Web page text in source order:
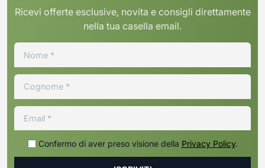
Ricevi offerte esclusive, novita e consigli direttamente
nella tua casella email.
Confermo di aver preso visione della Privacy Policy.